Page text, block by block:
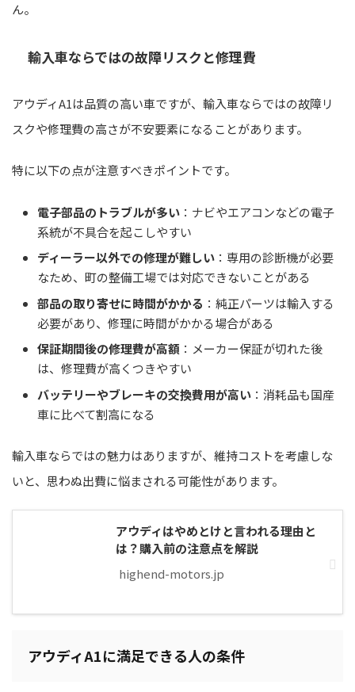
ん。
輸入車ならではの故障リスクと修理費
アウディA1は品質の高い車ですが、輸入車ならではの故障リ
スクや修理費の高さが不安要素になることがあります。
特に以下の点が注意すべきポイントです。
電子部品のトラブルが多い ：ナビやエアコンなどの電子
系統が不具合を起こしやすい
ディーラー以外での修理が難しい ：専用の診断機が必要
なため、町の整備工場では対応できないことがある
部品の取り寄せに時間がかかる ：純正パーツは輸入する
必要があり、修理に時間がかかる場合がある
保証期間後の修理費が高額 ：メーカー保証が切れた後
は、修理費が高くつきやすい
バッテリーやブレーキの交換費用が高い ：消耗品も国産
車に比べて割高になる
輸入車ならではの魅力はありますが、維持コストを考慮しな
いと、思わぬ出費に悩まされる可能性があります。
アウディはやめとけと言われる理由と
は？購入前の注意点を解説
highend-motors.jp
アウディA1に満足できる人の条件